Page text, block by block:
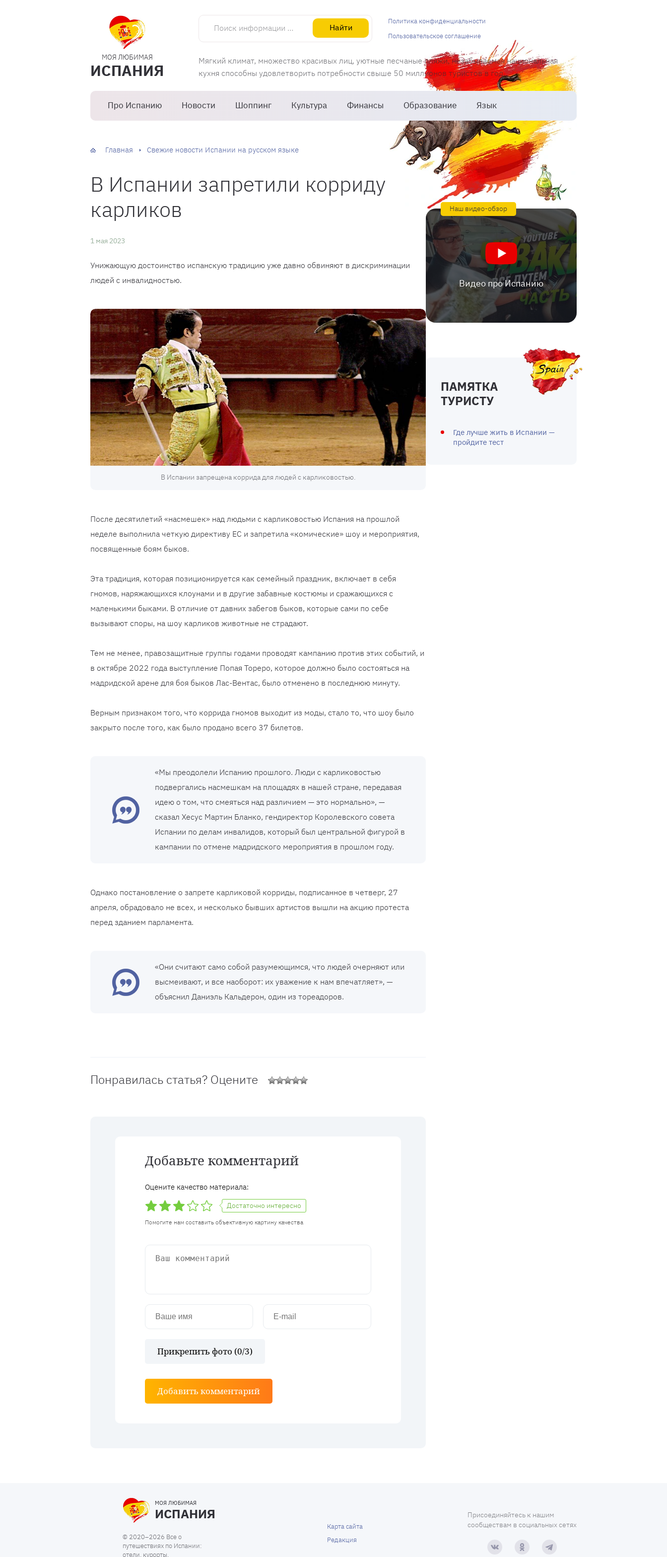
МОЯ ЛЮБИМАЯ
ИСПАНИЯ
Поиск информации об Испании
Найти
Мягкий климат, множество красивых лиц, уютные песчаные пляжи, незабываемая национальная
кухня способны удовлетворить потребности свыше 50 миллионов туристов в год.
Про Испанию Новости Шоппинг Культура Финансы Образование Язык
Политика конфиденциальности
Пользовательское соглашение
Главная Свежие новости Испании на русском языке
В Испании запретили корриду
карликов
1 мая 2023
Унижающую достоинство испанскую традицию уже давно обвиняют в дискриминации
людей с инвалидностью.
В Испании запрещена коррида для людей с карликовостью.
После десятилетий «насмешек» над людьми с карликовостью Испания на прошлой
неделе выполнила четкую директиву ЕС и запретила «комические» шоу и мероприятия,
посвященные боям быков.
Эта традиция, которая позиционируется как семейный праздник, включает в себя
гномов, наряжающихся клоунами и в другие забавные костюмы и сражающихся с
маленькими быками. В отличие от давних забегов быков, которые сами по себе
вызывают споры, на шоу карликов животные не страдают.
Тем не менее, правозащитные группы годами проводят кампанию против этих событий, и
в октябре 2022 года выступление Попая Тореро, которое должно было состояться на
мадридской арене для боя быков Лас-Вентас, было отменено в последнюю минуту.
Верным признаком того, что коррида гномов выходит из моды, стало то, что шоу было
закрыто после того, как было продано всего 37 билетов.
«Мы преодолели Испанию прошлого. Люди с карликовостью
подвергались насмешкам на площадях в нашей стране, передавая
идею о том, что смеяться над различием — это нормально», —
сказал Хесус Мартин Бланко, гендиректор Королевского совета
Испании по делам инвалидов, который был центральной фигурой в
кампании по отмене мадридского мероприятия в прошлом году.
Однако постановление о запрете карликовой корриды, подписанное в четверг, 27
апреля, обрадовало не всех, и несколько бывших артистов вышли на акцию протеста
перед зданием парламента.
«Они считают само собой разумеющимся, что людей очерняют или
высмеивают, и все наоборот: их уважение к нам впечатляет», —
объяснил Даниэль Кальдерон, один из тореадоров.
Понравилась статья? Оцените
Добавьте комментарий
Оцените качество материала:
Достаточно интересно
Помогите нам составить объективную картину качества
Прикрепить фото (0/3)
Добавить комментарий
Наш видео-обзор
Видео про Испанию
ПАМЯТКА
ТУРИСТУ
Где лучше жить в Испании —
пройдите тест
МОЯ ЛЮБИМАЯ
ИСПАНИЯ
© 2020–2026 Все о
путешествиях по Испании:
отели, курорты,
Карта сайта
Редакция
Присоединяйтесь к нашим
сообществам в социальных сетях